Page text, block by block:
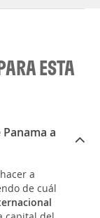
ESTA
a
a
de cuál